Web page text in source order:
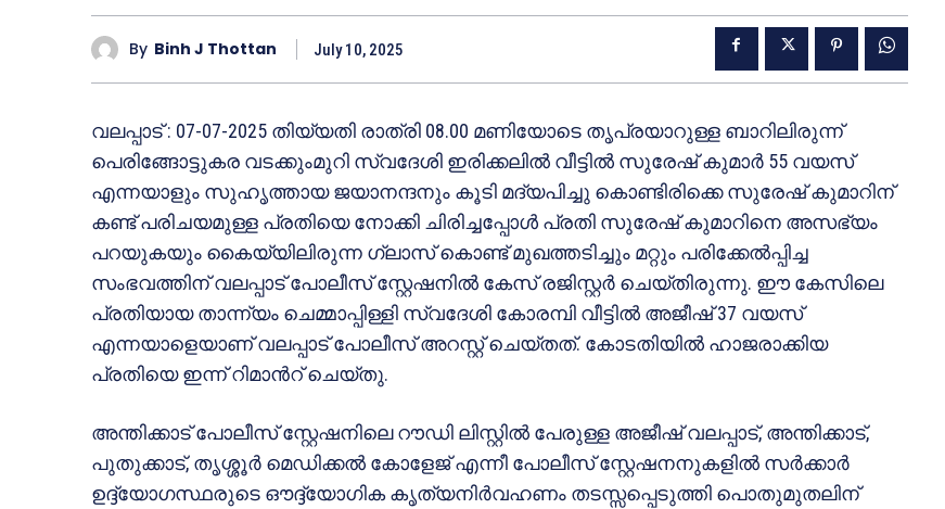
By Binh J Thottan July 10, 2025
വലപ്പാട് : 07-07-2025 തിയ്യതി രാത്രി 08.00 മണിയോടെ തൃപ്രയാറുള്ള ബാറിലിരുന്ന്
പെരിങ്ങോട്ടുകര വടക്കുംമുറി സ്വദേശി ഇരിക്കലിൽ വീട്ടിൽ സുരേഷ് കുമാർ 55 വയസ്
എന്നയാളും സുഹൃത്തായ ജയാനന്ദനും കൂടി മദ്യപിച്ചു കൊണ്ടിരിക്കെ സുരേഷ് കുമാറിന്
കണ്ട് പരിചയമുള്ള പ്രതിയെ നോക്കി ചിരിച്ചപ്പോൾ പ്രതി സുരേഷ് കുമാറിനെ അസഭ്യം
പറയുകയും കൈയ്യിലിരുന്ന ഗ്ലാസ് കൊണ്ട് മുഖത്തടിച്ചും മറ്റും പരിക്കേൽപ്പിച്ച
സംഭവത്തിന് വലപ്പാട് പോലീസ് സ്റ്റേഷനിൽ കേസ് രജിസ്റ്റർ ചെയ്തിരുന്നു. ഈ കേസിലെ
പ്രതിയായ താന്ന്യം ചെമ്മാപ്പിള്ളി സ്വദേശി കോരമ്പി വീട്ടിൽ അജീഷ് 37 വയസ്
എന്നയാളെയാണ് വലപ്പാട് പോലീസ് അറസ്റ്റ് ചെയ്തത്. കോടതിയിൽ ഹാജരാക്കിയ
പ്രതിയെ ഇന്ന് റിമാന്‍റ് ചെയ്തു.
അന്തിക്കാട് പോലീസ് സ്റ്റേഷനിലെ റൗഡി ലിസ്റ്റിൽ പേരുള്ള അജീഷ് വലപ്പാട്, അന്തിക്കാട്,
പുതുക്കാട്, തൃശ്ശൂർ മെഡിക്കൽ കോളേജ് എന്നീ പോലീസ് സ്റ്റേഷനനുകളിൽ സർക്കാർ
ഉദ്ദ്യോഗസ്ഥരുടെ ഔദ്ദ്യോഗിക കൃത്യനിർവഹണം തടസ്സപ്പെടുത്തി പൊതുമുതലിന്